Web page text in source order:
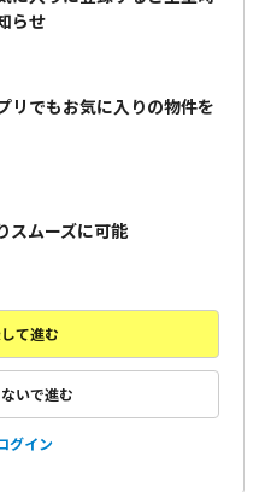
らせ
リでもお気に入りの物件を
スムーズに可能
て進む
いで進む
グイン